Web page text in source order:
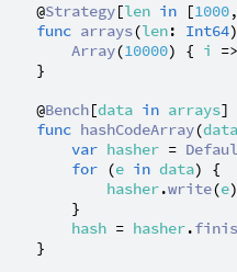
    @
Strategy[len in [1000,
func arrays(len: Int64
Array(10000) { i =>
    }
    @
Bench[data in arrays]
func hashCodeArray(data
var hasher =
for (e in data) {
hasher.write(e)
        }
hash = hasher.
    }